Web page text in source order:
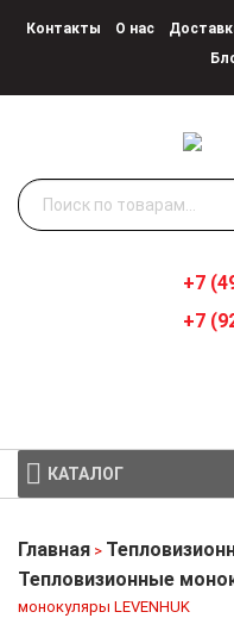
Контакты О нас
Искать:
+7
+7
КАТАЛОГ
Главная >
Тепловизионные
монокуляры LEVENHUK